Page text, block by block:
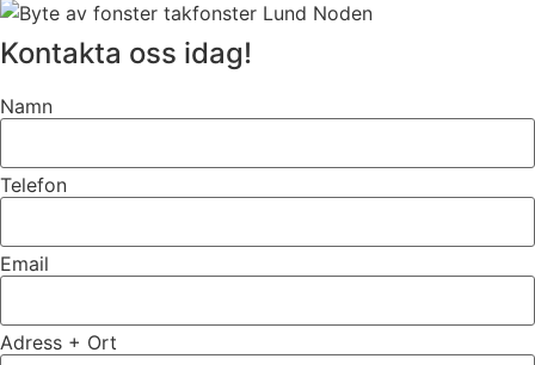
Kontakta oss idag!
Namn
Telefon
Email
Adress + Ort